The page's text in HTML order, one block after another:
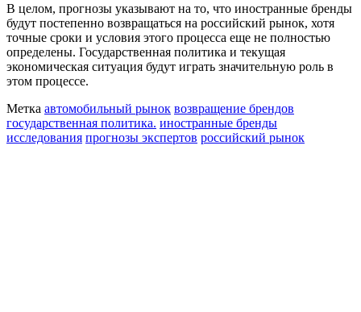
В целом, прогнозы указывают на то, что иностранные бренды
будут постепенно возвращаться на российский рынок, хотя
точные сроки и условия этого процесса еще не полностью
определены. Государственная политика и текущая
экономическая ситуация будут играть значительную роль в
этом процессе.
Метка автомобильный рынок возвращение брендов
государственная политика. иностранные бренды
исследования прогнозы экспертов российский рынок